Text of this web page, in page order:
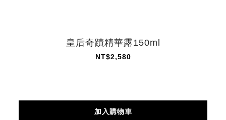
皇后奇蹟精華露150ml
NT$2,580
加入購物車